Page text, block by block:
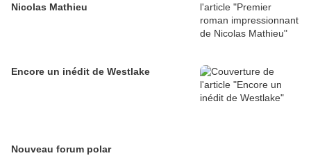
Nicolas Mathieu
Encore un inédit de Westlake
Nouveau forum polar